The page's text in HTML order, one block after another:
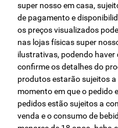
super nosso em casa,
de pagamento e
os preços visualizados
nas lojas físicas super
ilustrativas, podendo
confirme os detalhes do
produtos estarão sujeitos
momento em que o pedido
pedidos estão sujeitos a
venda e o consumo de